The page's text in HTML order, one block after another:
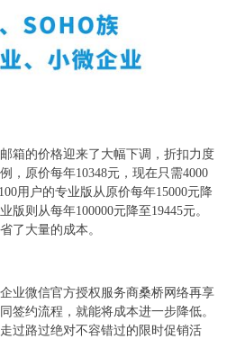
箱的价格迎来了大幅下调，折扣力度
，原价每年10348元，现在只需4000
用户的专业版从原价每年15000元降
版则从每年100000元降至19445元。
了大量的成本。
业微信官方授权服务商桑桥网络再享
签约流程，就能将成本进一步降低。
过路过绝对不容错过的限时促销活